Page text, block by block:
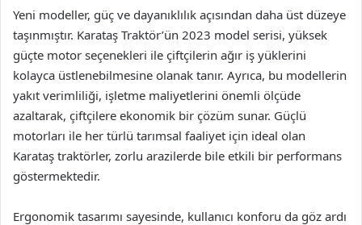
Yeni modeller, güç ve dayanıklılık açısından daha üst düzeye
taşınmıştır. Karataş Traktör’ün 2023 model serisi, yüksek
güçte motor seçenekleri ile çiftçilerin ağır iş yüklerini
kolayca üstlenebilmesine olanak tanır. Ayrıca, bu modellerin
yakıt verimliliği, işletme maliyetlerini önemli ölçüde
azaltarak, çiftçilere ekonomik bir çözüm sunar. Güçlü
motorları ile her türlü tarımsal faaliyet için ideal olan
Karataş traktörler, zorlu arazilerde bile etkili bir performans
göstermektedir.
Ergonomik tasarımı sayesinde, kullanıcı konforu da göz ardı